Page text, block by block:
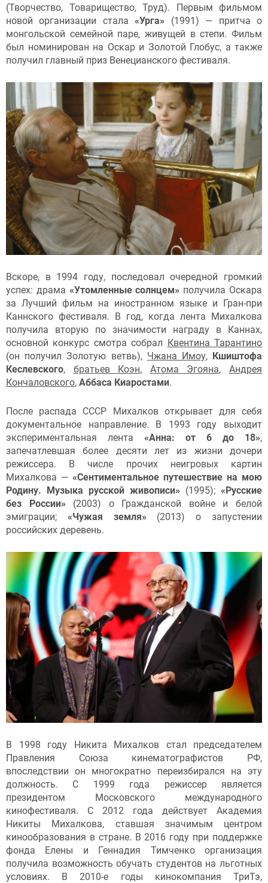
(Творчество, Товарищество, Труд). Первым фильмом
новой организации стала«Урга» (1991) — притча о
монгольской семейной паре, живущей в степи. Фильм
был номинирован на Оскар и Золотой Глобус, а также
получил главный приз Венецианского фестиваля.
Вскоре, в 1994 году, последовал очередной громкий
успех: драма «Утомленные солнцем» получила Оскара
за Лучший фильм на иностранном языке и Гран-при
Каннского фестиваля. В год, когда лента Михалкова
получила вторую по значимости награду в Каннах,
основной конкурс смотра собрал Квентина Тарантино
(он получил Золотую ветвь), Чжана Имоу, Кшиштофа
Кеслевского, братьев Коэн, Атома Эгояна,Андрея
Кончаловского, Аббаса Киаростами.
После распада СССР Михалков открывает для себя
документальное направление. В 1993 году выходит
экспериментальная лента «Анна: от 6 до 18»,
запечатлевшая более десяти лет из жизни дочери
режиссера. В числе прочих неигровых картин
Михалкова — «Сентиментальное путешествие на мою
Родину. Музыка русской живописи» (1995); «Русские
без России» (2003) о Гражданской войне и белой
эмиграции; «Чужая земля» (2013) о запустении
российских деревень.
В 1998 году Никита Михалков стал председателем
Правления Союза кинематографистов РФ,
впоследствии он многократно переизбирался на эту
должность. С 1999 года режиссер является
президентом Московского международного
кинофестиваля. С 2012 года действует Академия
Никиты Михалкова, ставшая значимым центром
кинообразования в стране. В 2016 году при поддержке
фонда Елены и Геннадия Тимченко организация
получила возможность обучать студентов на льготных
условиях. В 2010-е годы кинокомпания ТриТэ,